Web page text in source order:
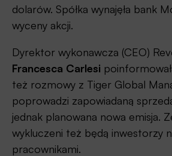
dolarów. Spółka wynajęła bank
wyceny akcji.
Dyrektor wykonawcza (CEO)
Francesca Carlesi
też rozmowy z Tiger Global
poprowadzi zapowiadaną
jednak planowana nowa emisja.
wykluczeni też będą inwestorzy
pracownikami.